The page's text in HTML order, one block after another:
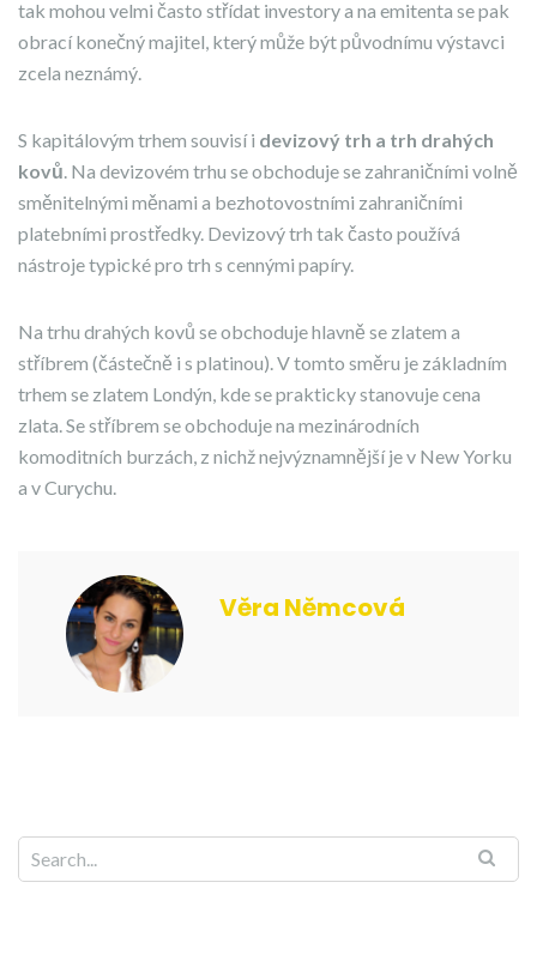
tak mohou velmi často střídat investory a na emitenta se pak
obrací konečný majitel, který může být původnímu výstavci
zcela neznámý.
S kapitálovým trhem souvisí i devizový trh a trh drahých
kovů. Na devizovém trhu se obchoduje se zahraničními volně
směnitelnými měnami a bezhotovostními zahraničními
platebními prostředky. Devizový trh tak často používá
nástroje typické pro trh s cennými papíry.
Na trhu drahých kovů se obchoduje hlavně se zlatem a
stříbrem (částečně i s platinou). V tomto směru je základním
trhem se zlatem Londýn, kde se prakticky stanovuje cena
zlata. Se stříbrem se obchoduje na mezinárodních
komoditních burzách, z nichž nejvýznamnější je v New Yorku
a v Curychu.
Věra Němcová